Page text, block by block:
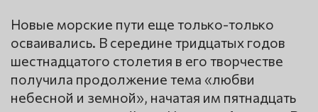
Новые морские пути еще только-только
осваивались. В середине тридцатых годов
шестнадцатого столетия в его творчестве
получила продолжение тема «любви
небесной и земной», начатая им пятнадцать